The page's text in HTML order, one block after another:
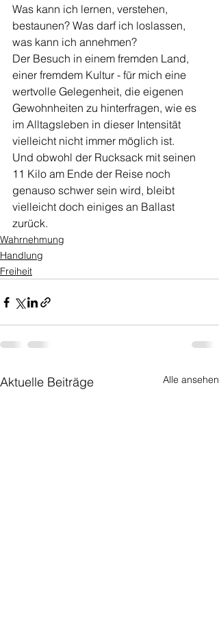
Was kann ich lernen, verstehen,
bestaunen? Was darf ich loslassen,
was kann ich annehmen?
Der Besuch in einem fremden Land,
einer fremdem Kultur - für mich eine
wertvolle Gelegenheit, die eigenen
Gewohnheiten zu hinterfragen, wie es
im Alltagsleben in dieser Intensität
vielleicht nicht immer möglich ist.
Und obwohl der Rucksack mit seinen
11 Kilo am Ende der Reise noch
genauso schwer sein wird, bleibt
vielleicht doch einiges an Ballast
zurück.
Wahrnehmung
Handlung
Freiheit
Aktuelle Beiträge Alle ansehen